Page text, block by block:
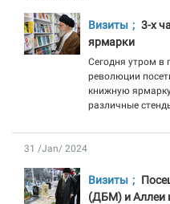
Визиты
3-х
ярмарки
Сегодня утром в
революции
книжную
различные
31 /Jan/ 2024
Визиты
(ДБМ) и Аллеи